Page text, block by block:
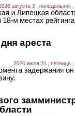
августа 3 , понедельник ,
и Липецкая
м местах
ареста
2026 июля 31 , пятница ,
задержания он